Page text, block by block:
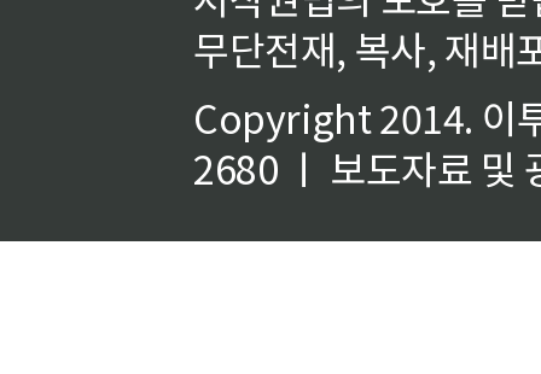
무단전재, 복사, 재배
Copyright 2014. 이
2680 ㅣ 보도자료